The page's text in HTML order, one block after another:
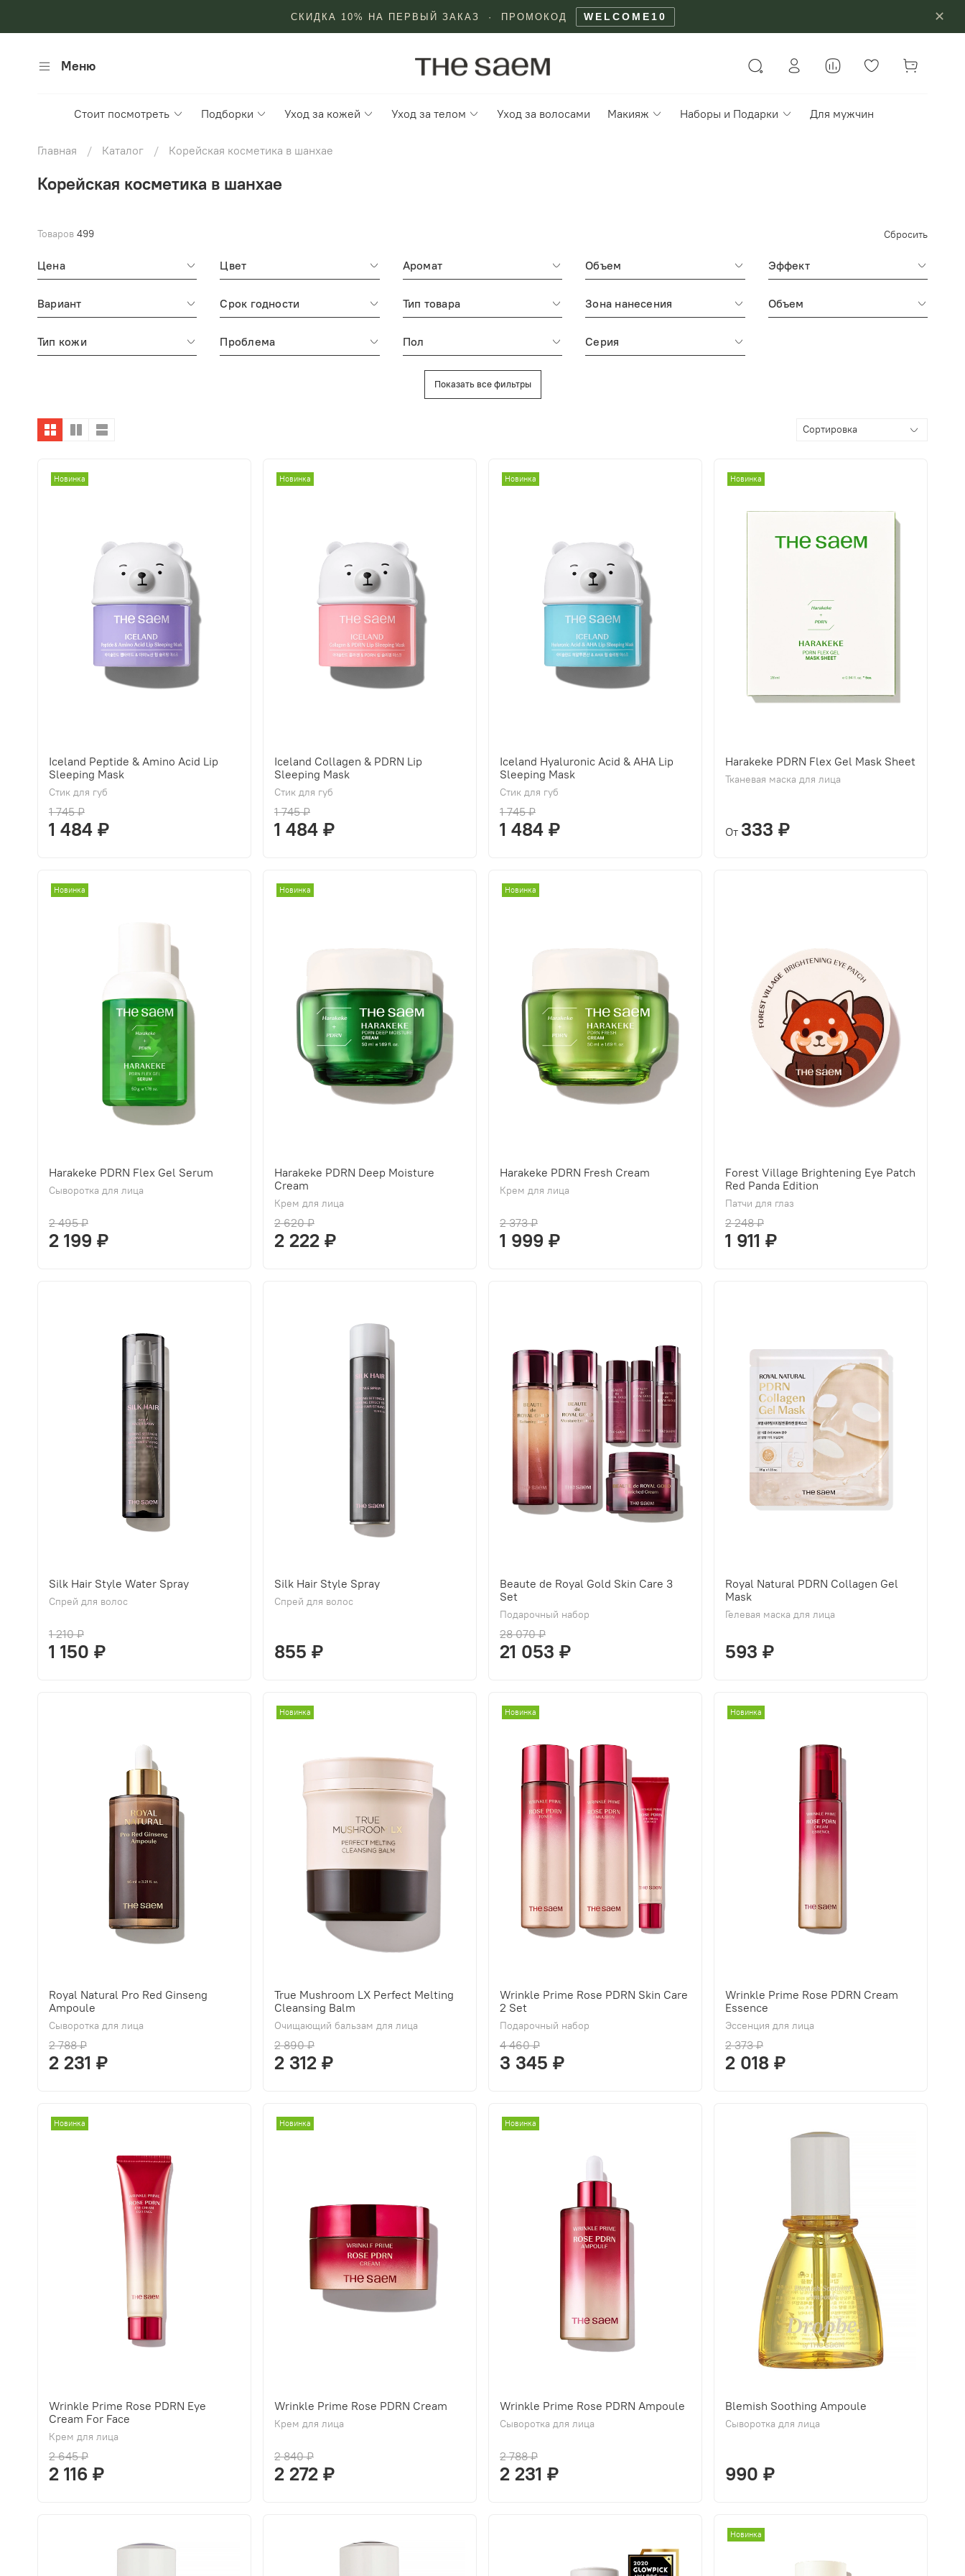
СКИДКА 10% НА ПЕРВЫЙ ЗАКАЗ · ПРОМОКОД WELCOME10 ✕
Меню
Стоит посмотреть Подборки Уход за кожей Уход за телом Уход за волосами Макияж Наборы и Подарки Для мужчин
Главная Каталог Корейская косметика в шанхае
Корейская косметика в шанхае
Товаров 499 Сбросить
Цена Цвет Аромат Объем Эффект
Вариант Срок годности Тип товара Зона нанесения Объем
Тип кожи Проблема Пол Серия
Показать все фильтры
Новинка
Iceland Peptide & Amino Acid Lip
Sleeping Mask
Стик для губ
1 745 ₽
1 484 ₽
Новинка
Iceland Collagen & PDRN Lip
Sleeping Mask
Стик для губ
1 745 ₽
1 484 ₽
Новинка
Iceland Hyaluronic Acid & AHA Lip
Sleeping Mask
Стик для губ
1 745 ₽
1 484 ₽
Новинка
Harakeke PDRN Flex Gel Mask Sheet
Тканевая маска для лица
От 333 ₽
Новинка
Harakeke PDRN Flex Gel Serum
Сыворотка для лица
2 495 ₽
2 199 ₽
Новинка
Harakeke PDRN Deep Moisture
Cream
Крем для лица
2 620 ₽
2 222 ₽
Новинка
Harakeke PDRN Fresh Cream
Крем для лица
2 373 ₽
1 999 ₽
Forest Village Brightening Eye Patch
Red Panda Edition
Патчи для глаз
2 248 ₽
1 911 ₽
Silk Hair Style Water Spray
Спрей для волос
1 210 ₽
1 150 ₽
Silk Hair Style Spray
Спрей для волос
855 ₽
Beaute de Royal Gold Skin Care 3
Set
Подарочный набор
28 070 ₽
21 053 ₽
Royal Natural PDRN Collagen Gel
Mask
Гелевая маска для лица
593 ₽
Royal Natural Pro Red Ginseng
Ampoule
Сыворотка для лица
2 788 ₽
2 231 ₽
Новинка
True Mushroom LX Perfect Melting
Cleansing Balm
Очищающий бальзам для лица
2 890 ₽
2 312 ₽
Новинка
Wrinkle Prime Rose PDRN Skin Care
2 Set
Подарочный набор
4 460 ₽
3 345 ₽
Новинка
Wrinkle Prime Rose PDRN Cream
Essence
Эссенция для лица
2 373 ₽
2 018 ₽
Новинка
Wrinkle Prime Rose PDRN Eye
Cream For Face
Крем для лица
2 645 ₽
2 116 ₽
Новинка
Wrinkle Prime Rose PDRN Cream
Крем для лица
2 840 ₽
2 272 ₽
Новинка
Wrinkle Prime Rose PDRN Ampoule
Сыворотка для лица
2 788 ₽
2 231 ₽
Blemish Soothing Ampoule
Сыворотка для лица
990 ₽
Новинка